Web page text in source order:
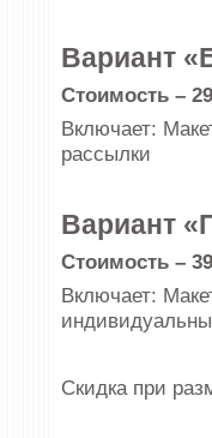
Вариант
Стоимость –
Включает:
рассылки
Вариант
Стоимость –
Включает:
Скидка при